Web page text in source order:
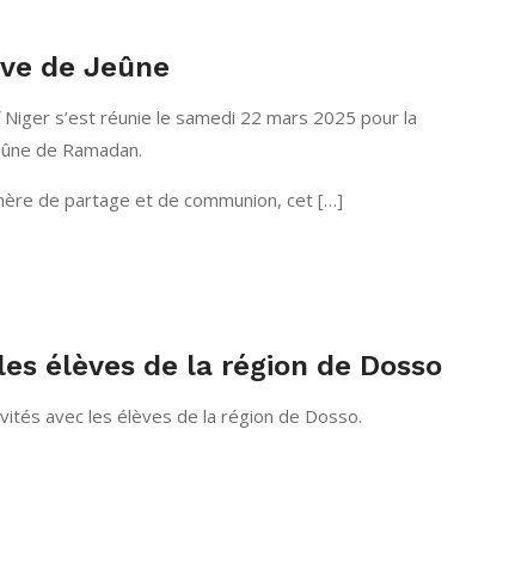
de Jeûne
s’est réunie le samedi 22 mars 2025 pour la
de Ramadan.
de partage et de communion, cet […]
élèves de la région de Dosso
avec les élèves de la région de Dosso.